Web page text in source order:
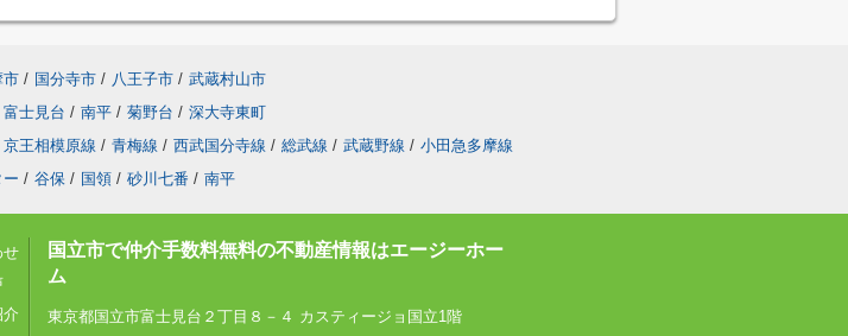
市 / 国分寺市 / 八王子市 / 武蔵村山市
富士見台 / 南平 / 菊野台 / 深大寺東町
京王相模原線 / 青梅線 / 西武国分寺線 / 総武線 / 武蔵野線 / 小田急多摩線
/ 谷保 / 国領 / 砂川七番 / 南平
せ
介
国立市で仲介手数料無料の不動産情報はエージーホー
ム
東京都国立市富士見台２丁目８－４ カスティージョ国立1階